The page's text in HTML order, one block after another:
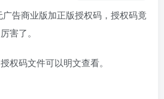
告商业版加正版授权码，授权码竟
害了。
权码文件可以明文查看。